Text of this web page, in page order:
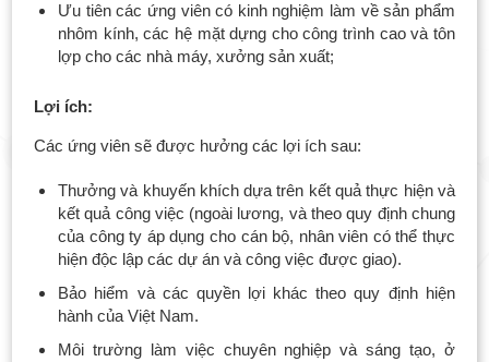
Ưu tiên các ứng viên có kinh nghiệm làm về sản phẩm
nhôm kính, các hệ mặt dựng cho công trình cao và tôn
lợp cho các nhà máy, xưởng sản xuất;
Lợi ích:
Các ứng viên sẽ được hưởng các lợi ích sau:
Thưởng và khuyến khích dựa trên kết quả thực hiện và
kết quả công việc (ngoài lương, và theo quy định chung
của công ty áp dụng cho cán bộ, nhân viên có thể thực
hiện độc lập các dự án và công việc được giao).
Bảo hiểm và các quyền lợi khác theo quy định hiện
hành của Việt Nam.
Môi trường làm việc chuyên nghiệp và sáng tạo, ở